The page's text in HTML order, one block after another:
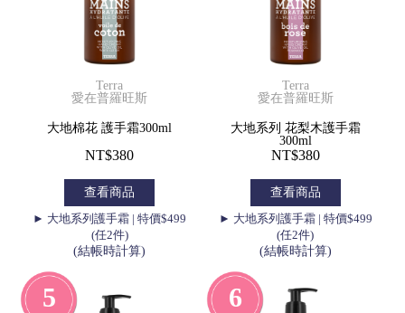
Terra
愛在普羅旺斯
大地棉花 護手霜300ml
NT$380
查看商品
► 大地系列護手霜 | 特價$499
(任2件)
(結帳時計算)
Terra
愛在普羅旺斯
大地系列 花梨木護手霜
300ml
NT$380
查看商品
► 大地系列護手霜 | 特價$499
(任2件)
(結帳時計算)
5 6